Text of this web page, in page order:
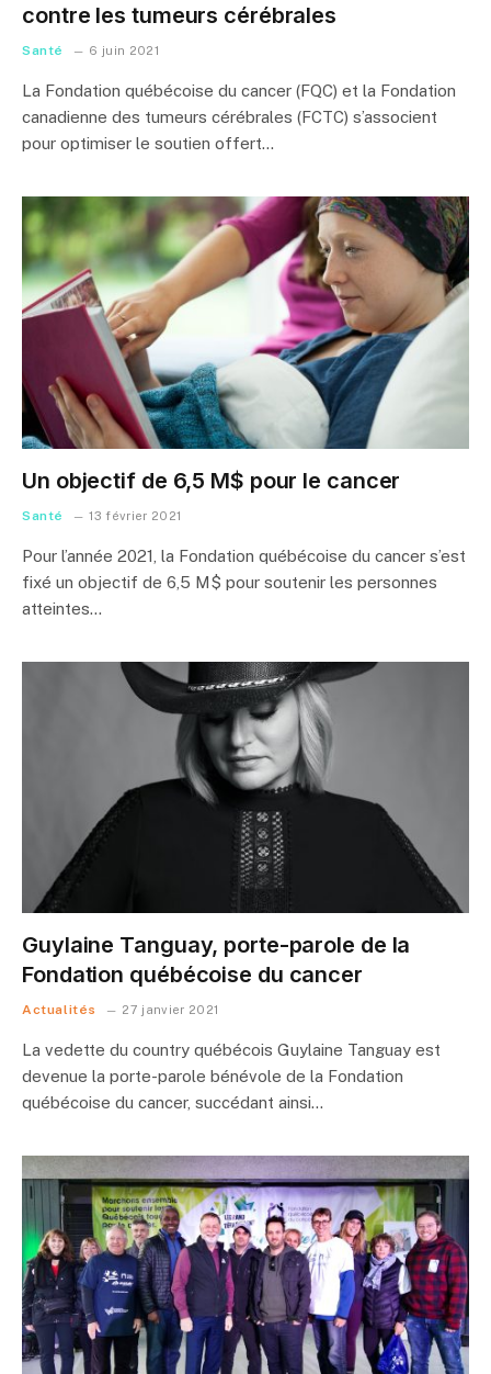
contre les tumeurs cérébrales
Santé 6 juin 2021
La Fondation québécoise du cancer (FQC) et la Fondation
canadienne des tumeurs cérébrales (FCTC) s’associent
pour optimiser le soutien offert…
Un objectif de 6,5 M$ pour le cancer
Santé 13 février 2021
Pour l’année 2021, la Fondation québécoise du cancer s’est
fixé un objectif de 6,5 M$ pour soutenir les personnes
atteintes…
Guylaine Tanguay, porte-parole de la
Fondation québécoise du cancer
Actualités 27 janvier 2021
La vedette du country québécois Guylaine Tanguay est
devenue la porte-parole bénévole de la Fondation
québécoise du cancer, succédant ainsi…